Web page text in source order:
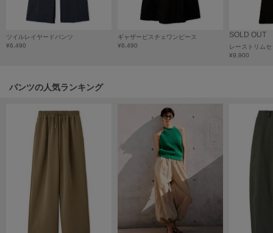
LAATO
ラート
le
ル
ルコックスポルティフ
LeSportsac
レスポートサック
リリーブラウン
リリーブラウンランジェリー
LITTLE UNION TOKYO
リトルユニオン トウキョウ
ツイルレイヤードパンツ
¥6,490
ギャザービスチェワンピース
¥6,490
SOLD OUT
レーストリム
¥9,900
パンツの人気ランキング